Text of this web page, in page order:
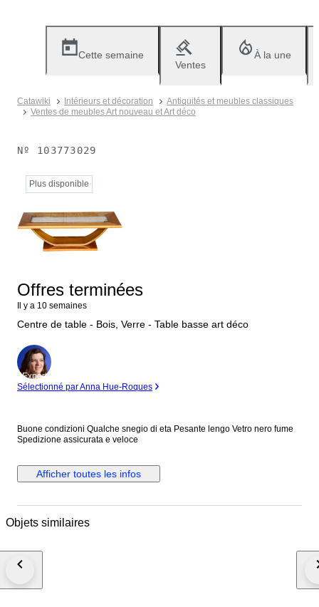
Cette semaine
Ventes
À la une
Catawiki Intérieurs et décoration
Antiquités et meubles classiques
Ventes de meubles Art nouveau et Art déco
Nº 103773029
Plus disponible
Offres terminées
Il y a 10 semaines
Centre de table - Bois, Verre - Table basse art déco
Expert
Sélectionné par Anna Hue-Roques
Buone condizioni Qualche snegio di eta Pesante lengo Vetro nero fume
Spedizione assicurata e veloce
Afficher toutes les infos
Objets similaires